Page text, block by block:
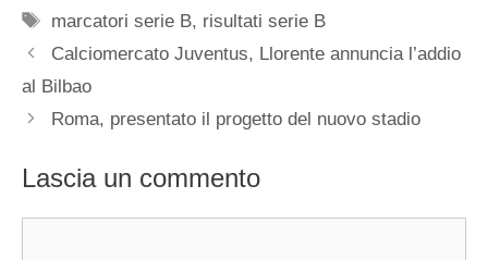
Tag
marcatori serie B, risultati serie B
Calciomercato Juventus, Llorente annuncia l’addio
al Bilbao
Roma, presentato il progetto del nuovo stadio
Lascia un commento